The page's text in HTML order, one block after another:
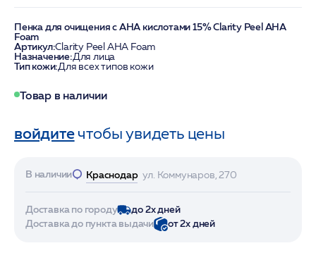
Пенка для очищения с AHA кислотами 15% Clarity Peel AHA
Foam
Артикул:Clarity Pееl AHA Foam
Назначение:Для лица
Тип кожи:Для всех типов кожи
Товар в наличии
войдитечтобы увидеть цены
В наличии Краснодар ул. Коммунаров, 270
Доставка по городу
до 2х дней
Доставка до пункта выдачи
от 2х дней